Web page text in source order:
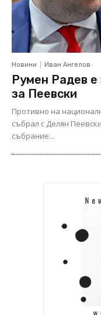
Новини Иван Ангелов
Румен Радев
за Пеевски
Противно на
събрал с Делян
събрание...